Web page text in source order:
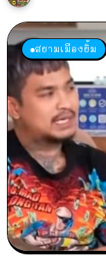
สยามเมืองยิ้ม